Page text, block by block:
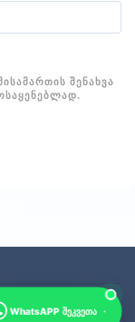
ᲨᲔᲜᲐᲮᲕᲐ
WhatsAPP შეკვეთა ·